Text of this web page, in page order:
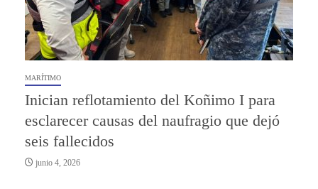
MARÍTIMO
Inician reflotamiento del Koñimo I para
esclarecer causas del naufragio que dejó
seis fallecidos
junio 4, 2026